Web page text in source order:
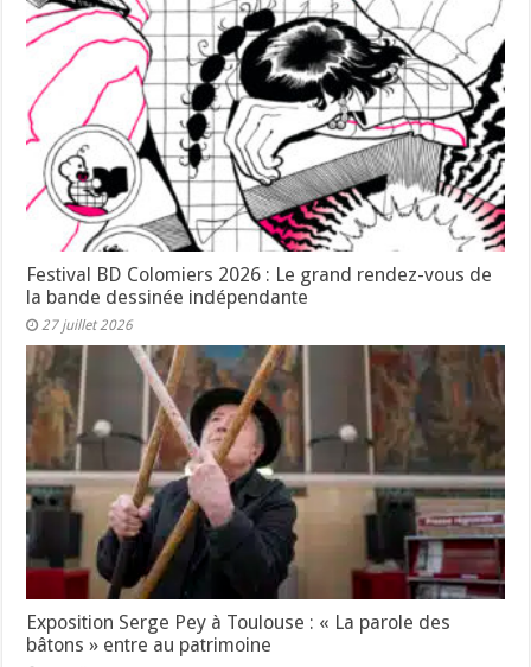
Festival BD Colomiers 2026 : Le grand rendez-vous de
la bande dessinée indépendante
27 juillet 2026
Exposition Serge Pey à Toulouse : « La parole des
bâtons » entre au patrimoine